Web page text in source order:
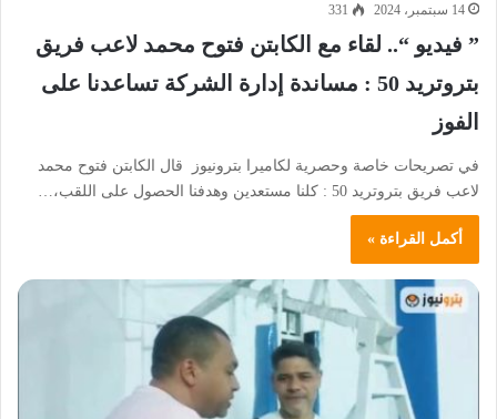
14 سبتمبر، 2024 331
” فيديو “.. لقاء مع الكابتن فتوح محمد لاعب فريق
بتروتريد 50 : مساندة إدارة الشركة تساعدنا على
الفوز
في تصريحات خاصة وحصرية لكاميرا بترونيوز قال الكابتن فتوح محمد
لاعب فريق بتروتريد 50 : كلنا مستعدين وهدفنا الحصول على اللقب،…
أكمل القراءة »